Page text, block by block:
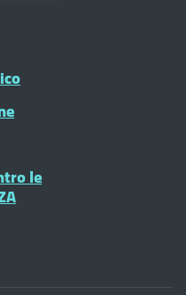
le